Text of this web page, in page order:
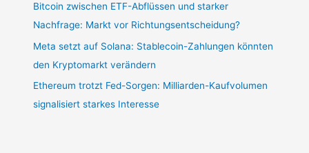
Bitcoin zwischen ETF-Abflüssen und starker
Nachfrage: Markt vor Richtungsentscheidung?
Meta setzt auf Solana: Stablecoin-Zahlungen könnten
den Kryptomarkt verändern
Ethereum trotzt Fed-Sorgen: Milliarden-Kaufvolumen
signalisiert starkes Interesse